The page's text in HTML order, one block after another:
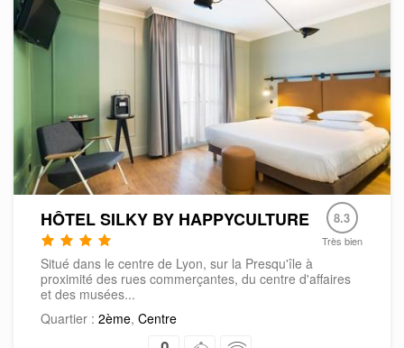
HÔTEL SILKY BY HAPPYCULTURE 8.3
Très bien
Situé dans le centre de Lyon, sur la Presqu'île à
proximité des rues commerçantes, du centre d'affaires
et des musées...
Quartier : 2ème, Centre